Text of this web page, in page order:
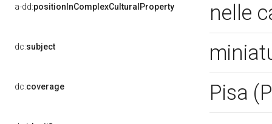
a-dd:positionInComplexCulturalProperty nelle
dc:subject
dc:coverage Pisa